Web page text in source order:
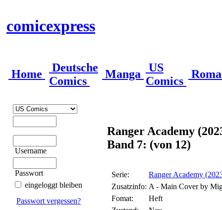
comicexpress
Home
Deutsche
Comics
Manga
US
Comics
Username
Passwort
eingeloggt bleiben
Passwort vergessen?
Ranger Academy
Band 7: (von 12)
Serie:
Ranger Academy
Zusatzinfo: A - Main Cover by
Fomat:
Heft